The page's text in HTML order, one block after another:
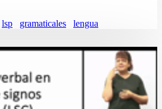
lsp gramaticales lengua